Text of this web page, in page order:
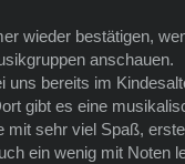
wieder bestätigen,
anschauen.
uns bereits im
gibt es eine
mit sehr viel Spaß,
ein wenig mit Noten